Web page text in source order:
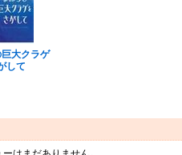
大クラゲ
して